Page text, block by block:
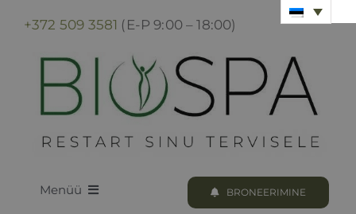
content
+372 509 3581 (E-P 9:00 – 18:00)
Menüü BRONEERIMINE